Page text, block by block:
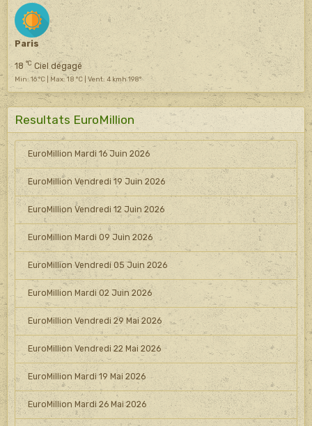
Paris
18 °C Ciel dégagé
Min: 16 °C | Max: 18 °C | Vent: 4 kmh 198°
Resultats EuroMillion
EuroMillion Mardi 16 Juin 2026
EuroMillion Vendredi 19 Juin 2026
EuroMillion Vendredi 12 Juin 2026
EuroMillion Mardi 09 Juin 2026
EuroMillion Vendredi 05 Juin 2026
EuroMillion Mardi 02 Juin 2026
EuroMillion Vendredi 29 Mai 2026
EuroMillion Vendredi 22 Mai 2026
EuroMillion Mardi 19 Mai 2026
EuroMillion Mardi 26 Mai 2026